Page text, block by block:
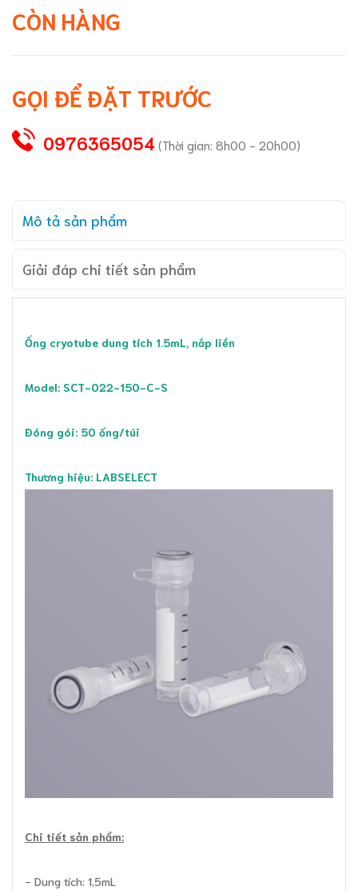
CÒN HÀNG
GỌI ĐỂ ĐẶT TRƯỚC
0976365054 (Thời gian: 8h00 - 20h00)
Mô tả sản phẩm
Giải đáp chi tiết sản phẩm
Ống cryotube dung tích 1.5mL, nắp liền
Model: SCT-022-150-C-S
Đóng gói: 50 ống/túi
Thương hiệu: LABSELECT
Chi tiết sản phẩm:
- Dung tích: 1,5mL